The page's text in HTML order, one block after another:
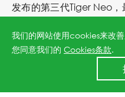
发布的第三代Tiger Neo
适合多场景应用。
可持续发展作为时代必答
ESG领域，进一步推动绿
我们的网站使用cookies来改
您同意我们的 Cookies条款.